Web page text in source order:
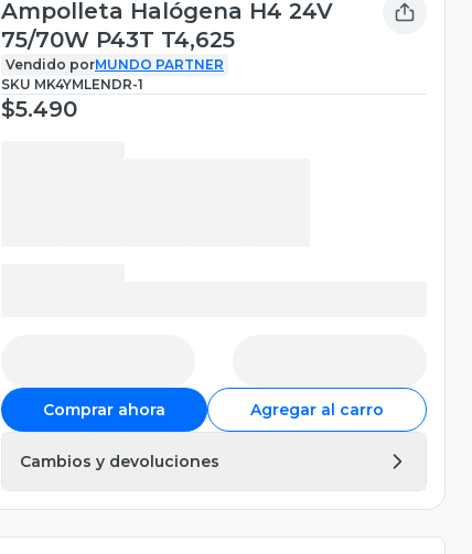
Ampolleta Halógena H4 24V
75/70W P43T T4,625
Vendido porMUNDO PARTNER
SKU MK4YMLENDR-1
$5.490
Comprar ahora Agregar al carro
Cambios y devoluciones